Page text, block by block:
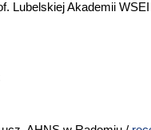
Akademii